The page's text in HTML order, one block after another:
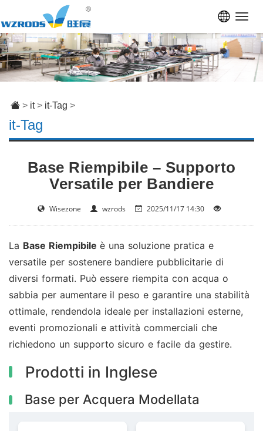
it-Tag
> it> it-Tag >
Base Riempibile – Supporto
Versatile per Bandiere
Wisezone wzrods 2025/11/17 14:30
La Base Riempibile è una soluzione pratica e
versatile per sostenere bandiere pubblicitarie di
diversi formati. Può essere riempita con acqua o
sabbia per aumentare il peso e garantire una stabilità
ottimale, rendendola ideale per installazioni esterne,
eventi promozionali e attività commerciali che
richiedono un supporto sicuro e facile da gestire.
Prodotti in Inglese
Base per Acquera Modellata